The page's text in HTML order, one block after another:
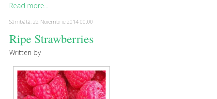
Read more...
Sâmbătă, 22 Noiembrie 2014 00:00
Ripe Strawberries
Written by